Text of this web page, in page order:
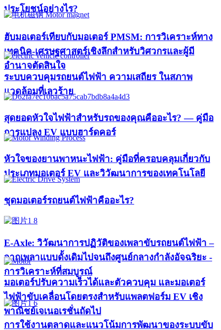
ประโยชน์อย่างไร?
ฮับมอเตอร์เทียบกับมอเตอร์ PMSM: การวิเคราะห์ทาง
เทคนิค-เศรษฐศาสตร์เชิงลึกสำหรับวิศวกรและผู้มี
อำนาจตัดสินใจ
ระบบควบคุมรถยนต์ไฟฟ้า ความเสถียร ในสภาพ
แวดล้อมที่เลวร้าย
สุดยอดหัวใจไฟฟ้าสำหรับรถของคุณคืออะไร? — คู่มือ
การแปลง EV แบบฮาร์ดคอร์
หัวใจของยานพาหนะไฟฟ้า: คู่มือที่ครอบคลุมเกี่ยวกับ
ประเภทมอเตอร์ EV และวิวัฒนาการของเทคโนโลยี
ชุดมอเตอร์รถยนต์ไฟฟ้าคืออะไร?
E-Axle: วิวัฒนาการปฏิวัติของเพลาขับรถยนต์ไฟฟ้า –
จากเพลาแบบดั้งเดิมไปจนถึงศูนย์กลางกำลังอัจฉริยะ -
การวิเคราะห์ที่สมบูรณ์
มอเตอร์ปรับความเร็วได้และตัวควบคุม และมอเตอร์
ไฟฟ้าขับเคลื่อนโดยตรงสำหรับแพลตฟอร์ม EV เชิง
พาณิชย์เจเนอเรชั่นถัดไป
การใช้งานตลาดและแนวโน้มการพัฒนาของระบบขับ